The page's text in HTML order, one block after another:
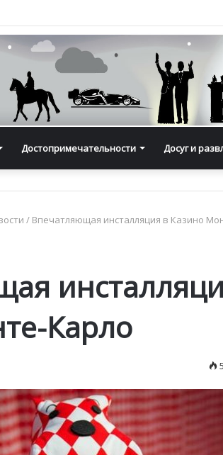
Достопримечательности Досуг и
/ Впечатляющая инсталляция в Казино
Карло